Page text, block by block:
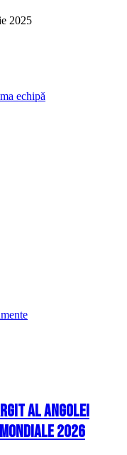
2025
echipă
al Angolei
2026